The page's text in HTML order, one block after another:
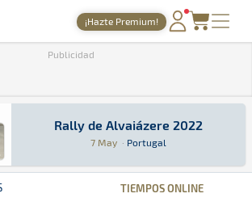
· Revista del motor desde 1999
¡Hazte Premium!
NOTICIAS
AGENDA
GALERÍAS
Publicidad
Rally de Alvaiázere 2022
Rally de Alvaiázere 2022
7 May · Portugal
Rally · Rally de Alvaiázere 2022: Aquí
Portugal
TIEMPOS ONLINE